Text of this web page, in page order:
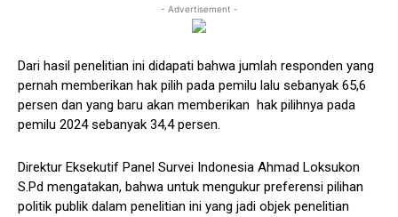
- Advertisement -
Dari hasil penelitian ini didapati bahwa jumlah responden yang
pernah memberikan hak pilih pada pemilu lalu sebanyak 65,6
persen dan yang baru akan memberikan hak pilihnya pada
pemilu 2024 sebanyak 34,4 persen.
Direktur Eksekutif Panel Survei Indonesia Ahmad Loksukon
S.Pd mengatakan, bahwa untuk mengukur preferensi pilihan
politik publik dalam penelitian ini yang jadi objek penelitian